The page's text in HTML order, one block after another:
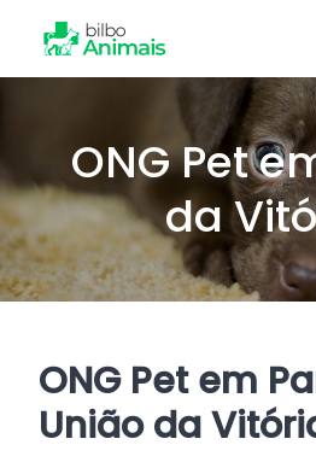
content
ONG Pet
da
ONG Pet em
União da